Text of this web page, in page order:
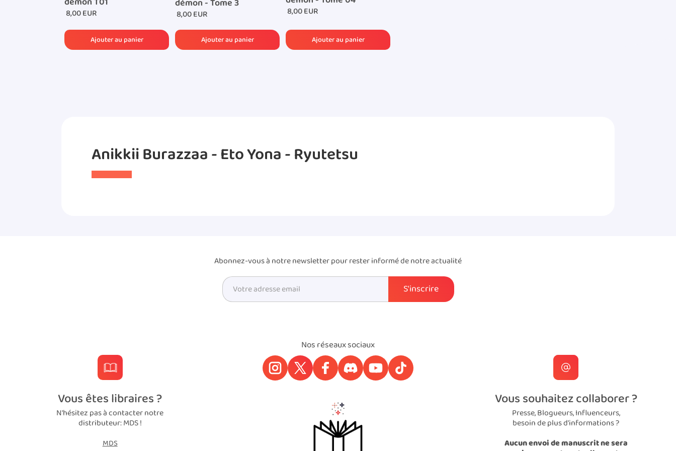
8,00 EUR
démon - Tome 3
8,00 EUR 8,00 EUR
Anikkii Burazzaa - Eto Yona - Ryutetsu
Abonnez-vous à notre newsletter pour rester informé de notre actualité
Vous êtes libraires ?
N'hésitez pas à contacter notre
distributeur: MDS !
MDS
Nos réseaux sociaux
Vous souhaitez collaborer ?
Presse, Blogueurs, Influenceurs,
besoin de plus d'informations ?
Aucun envoi de manuscrit ne sera